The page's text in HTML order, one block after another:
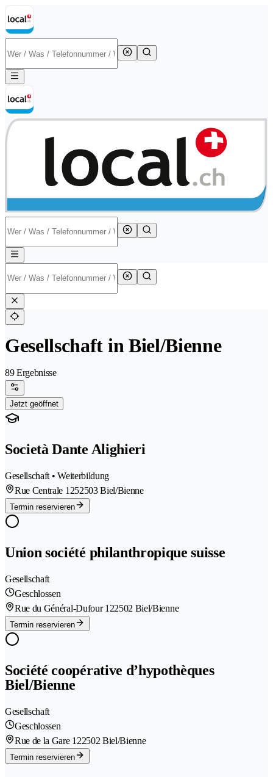
Gesellschaft in Biel/Bienne
89 Ergebnisse
Jetzt geöffnet
Società Dante Alighieri
Gesellschaft • Weiterbildung
Rue Centrale 1252503 Biel/Bienne
Termin reservieren
Union société philanthropique suisse
Gesellschaft
Geschlossen
Rue du Général-Dufour 122502 Biel/Bienne
Termin reservieren
Société coopérative d’hypothèques
Biel/Bienne
Gesellschaft
Geschlossen
Rue de la Gare 122502 Biel/Bienne
Termin reservieren